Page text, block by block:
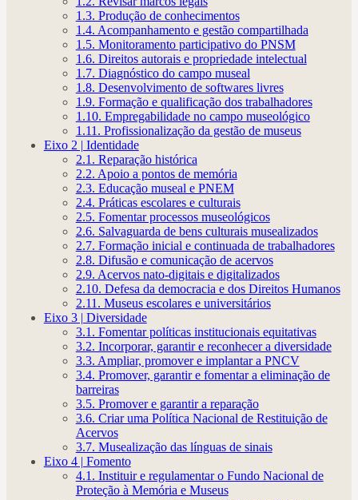
1.3. Produção de conhecimentos
1.4. Acompanhamento e gestão compartilhada
1.5. Monitoramento participativo do PNSM
1.6. Direitos autorais e propriedade intelectual
1.7. Diagnóstico do campo museal
1.8. Desenvolvimento de softwares livres
1.9. Formação e qualificação dos trabalhadores
1.10. Empregabilidade no campo museológico
1.11. Profissionalização da gestão de museus
Eixo 2 | Identidade
2.1. Reparação histórica
2.2. Apoio a pontos de memória
2.3. Educação museal e PNEM
2.4. Práticas escolares e culturais
2.5. Fomentar processos museológicos
2.6. Salvaguarda de bens culturais musealizados
2.7. Formação inicial e continuada de trabalhadores
2.8. Difusão e comunicação de acervos
2.9. Acervos nato-digitais e digitalizados
2.10. Defesa da democracia e dos Direitos Humanos
2.11. Museus escolares e universitários
Eixo 3 | Diversidade
3.1. Fomentar políticas institucionais equitativas
3.2. Incorporar, garantir e reconhecer a diversidade
3.3. Ampliar, promover e implantar a PNCV
3.4. Promover, garantir e fomentar a eliminação de
barreiras
3.5. Promover e garantir a reparação
3.6. Criar uma Política Nacional de Restituição de
Acervos
3.7. Musealização das línguas de sinais
Eixo 4 | Fomento
4.1. Instituir e regulamentar o Fundo Nacional de
Proteção à Memória e Museus